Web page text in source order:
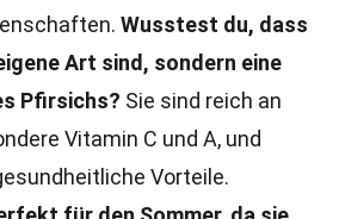
Wusstest du, dass
Art sind, sondern eine
Pfirsichs? Sie sind reich an
Vitamin C und A, und
Vorteile.